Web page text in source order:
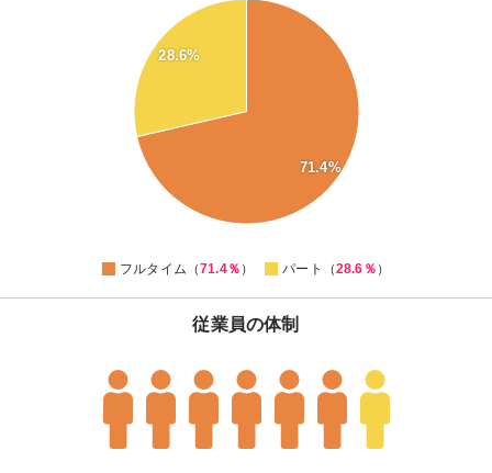
71.4%
28.6%
フルタイム（71.4％ ） パート（28.6％ ）
従業員の体制